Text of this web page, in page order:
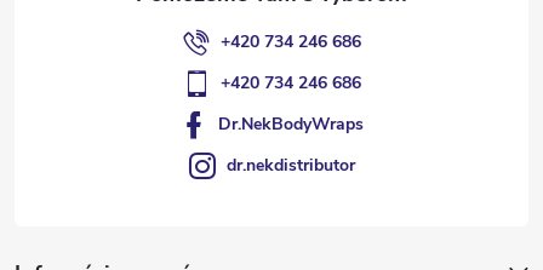
+420 734 246 686
+420 734 246 686
Dr.NekBodyWraps
dr.nekdistributor